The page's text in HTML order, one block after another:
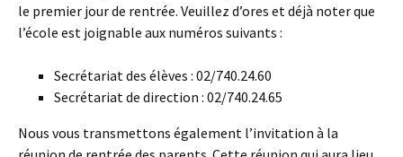
le premier jour de rentrée. Veuillez d’ores et déjà noter que
l’école est joignable aux numéros suivants :
Secrétariat des élèves : 02/740.24.60
Secrétariat de direction : 02/740.24.65
Nous vous transmettons également l’invitation à la